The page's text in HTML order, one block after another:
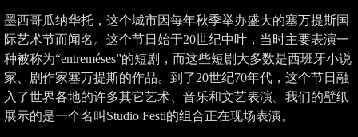
墨西哥瓜纳华托，这个城市因每年秋季举办盛大的塞万提斯国
际艺术节而闻名。这个节日始于20世纪中叶，当时主要表演一
种被称为“entreméses”的短剧，而这些短剧大多数是西班牙小说
家、剧作家塞万提斯的作品。到了20世纪70年代，这个节日融
入了世界各地的许多其它艺术、音乐和文艺表演。我们的壁纸
展示的是一个名叫Studio Festi的组合正在现场表演。